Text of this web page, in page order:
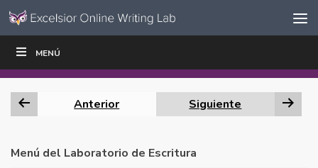
Ir al contenido
navegación
MENÚ
ESCRIBIR
Anterior Siguiente
Menú del Laboratorio de Escritura